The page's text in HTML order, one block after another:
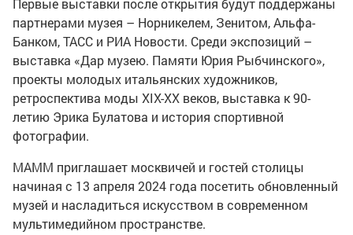
партнерами музея – Норникелем, Зенитом, Альфа-
Банком, ТАСС и РИА Новости. Среди экспозиций –
выставка «Дар музею. Памяти Юрия Рыбчинского»,
проекты молодых итальянских художников,
ретроспектива моды XIX-XX веков, выставка к 90-
летию Эрика Булатова и история спортивной
фотографии.
МАММ приглашает москвичей и гостей столицы
начиная с 13 апреля 2024 года посетить обновленный
музей и насладиться искусством в современном
мультимедийном пространстве.